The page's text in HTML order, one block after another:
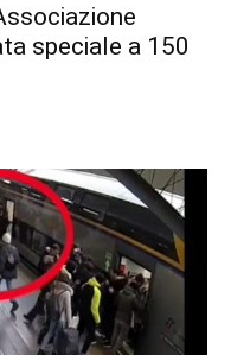
speciale a 150